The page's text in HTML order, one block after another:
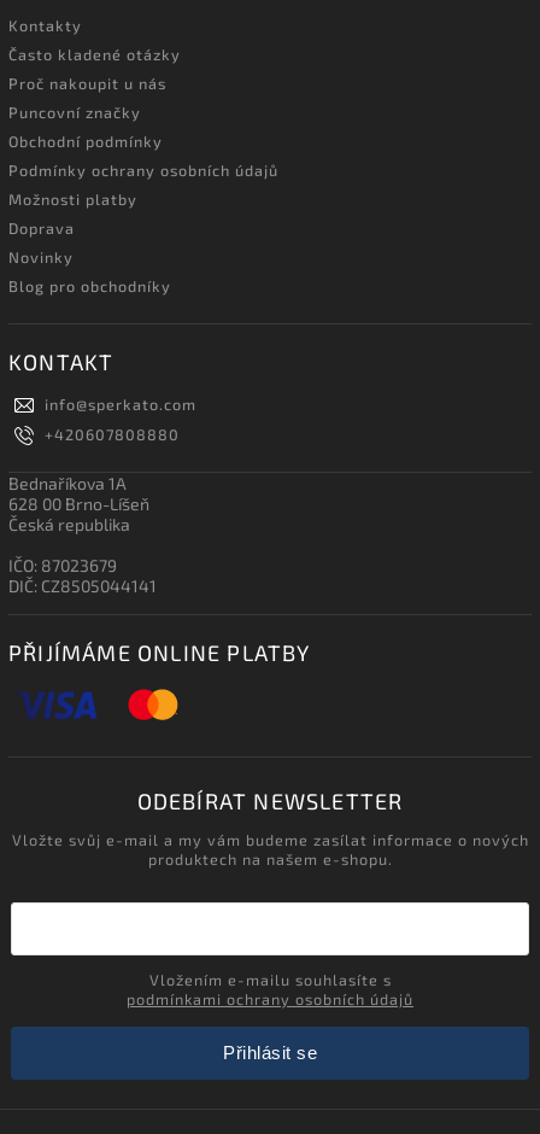
Kontakty
Často kladené otázky
Proč nakoupit u nás
Puncovní značky
Obchodní podmínky
Podmínky ochrany osobních údajů
Možnosti platby
Doprava
Novinky
Blog pro obchodníky
KONTAKT
info@sperkato.com
+420607808880
Bednaříkova 1A
628 00 Brno-Líšeň
Česká republika
IČO: 87023679
DIČ: CZ8505044141
PŘIJÍMÁME ONLINE PLATBY
ODEBÍRAT NEWSLETTER
Vložte svůj e-mail a my vám budeme zasílat informace o nových
produktech na našem e-shopu.
podmínkami ochrany osobních údajů
Přihlásit se